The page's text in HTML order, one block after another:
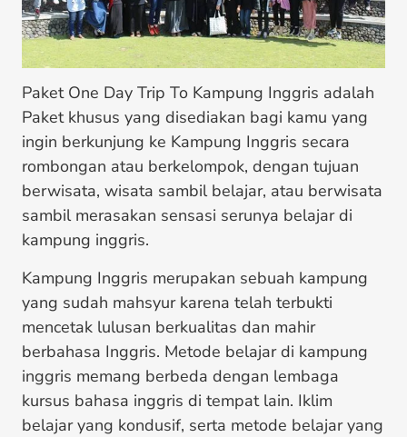
Paket One Day Trip To Kampung Inggris adalah
Paket khusus yang disediakan bagi kamu yang
ingin berkunjung ke Kampung Inggris secara
rombongan atau berkelompok, dengan tujuan
berwisata, wisata sambil belajar, atau berwisata
sambil merasakan sensasi serunya belajar di
kampung inggris.
Kampung Inggris merupakan sebuah kampung
yang sudah mahsyur karena telah terbukti
mencetak lulusan berkualitas dan mahir
berbahasa Inggris. Metode belajar di kampung
inggris memang berbeda dengan lembaga
kursus bahasa inggris di tempat lain. Iklim
belajar yang kondusif, serta metode belajar yang